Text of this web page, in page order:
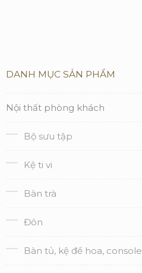
DANH MỤC SẢN PHẨM
Nội thất phòng khách
Bộ sưu tập
Kệ ti vi
Bàn trà
Đôn
Bàn tủ, kệ để hoa, console